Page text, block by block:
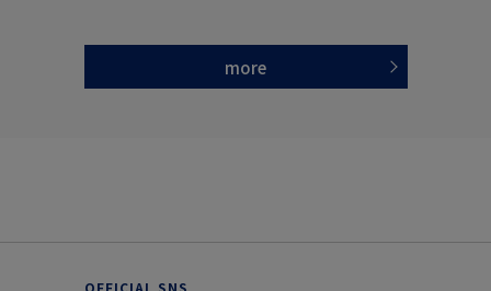
more
OFFICIAL SNS